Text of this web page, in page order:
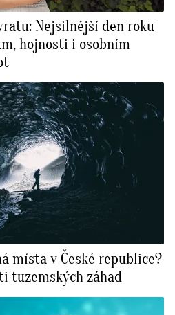
Nejsilnější den roku
hojnosti i osobním
místa v České republice?
tuzemských záhad